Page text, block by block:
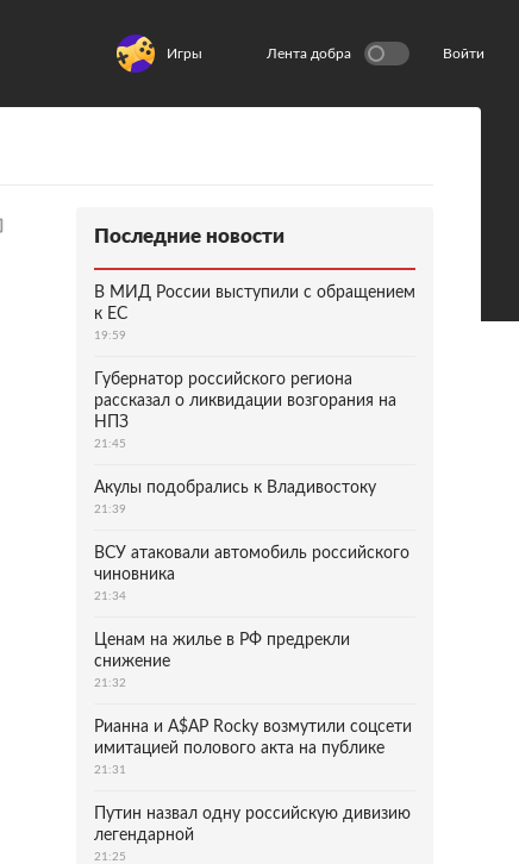
Игры Лента добра Войти
Последние новости
В МИД России выступили с обращением
к ЕС
19:59
Губернатор российского региона
рассказал о ликвидации возгорания на
НПЗ
21:45
Акулы подобрались к Владивостоку
21:39
ВСУ атаковали автомобиль российского
чиновника
21:34
Ценам на жилье в РФ предрекли
снижение
21:32
Рианна и A$AP Rocky возмутили соцсети
имитацией полового акта на публике
21:31
Путин назвал одну российскую дивизию
легендарной
21:25